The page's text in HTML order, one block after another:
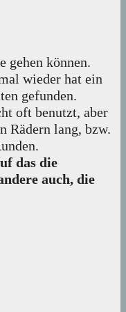
gehen können.
wieder hat ein
gefunden.
oft benutzt, aber
Rädern lang, bzw.
das die
auch, die